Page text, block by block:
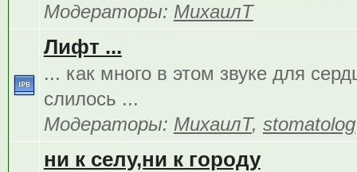
Модераторы: МихаилТ
Лифт ...
... как много в этом звуке для
слилось ...
Модераторы: МихаилТ, stomatolog
ни к селу,ни к городу